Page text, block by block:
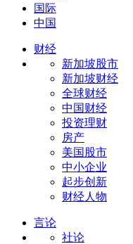
国际
中国
财经
新加坡股市
新加坡财经
全球财经
中国财经
投资理财
房产
美国股市
中小企业
起步创新
财经人物
言论
社论